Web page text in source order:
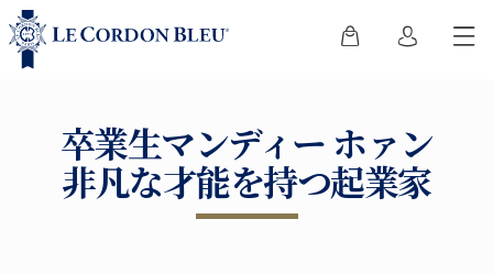
卒業生マンディー ホァン
非凡な才能を持つ起業家